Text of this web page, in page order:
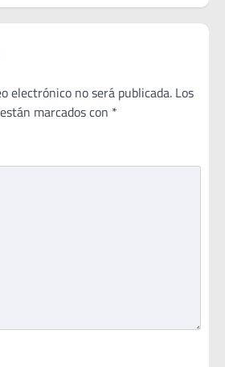
electrónico no será publicada. Los
marcados con *